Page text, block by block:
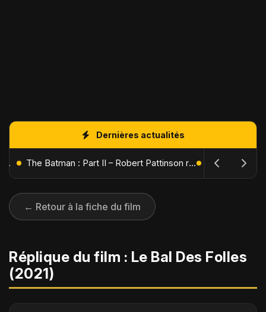
Dernières actualités
L'Âge de Glace : Le Réveil du Volcan – Manny, Sid et Diego de retour pour une aventure explosive The Batman : Part II – Robert Pattinson replonge dans les ténèbres de Gotham dès octobre 2027
← Retour à la fiche du film
Réplique du film : Le Bal Des Folles
(2021)